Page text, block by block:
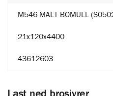
M546 MALT BOMULL
21x120x4400
43612603
Last ned brosjyrer